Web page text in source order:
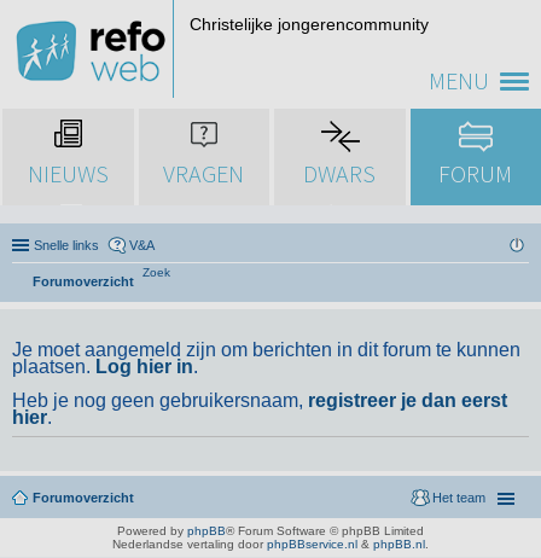
MENU
Christelijke jongerencommunity
NIEUWS VRAGEN DWARS FORUM
Snelle links V&A
Forumoverzicht
Zoek
Je moet aangemeld zijn om berichten in dit forum te kunnen
plaatsen. Log hier in.
Heb je nog geen gebruikersnaam, registreer je dan eerst
hier.
Forumoverzicht Het team
Powered by phpBB® Forum Software © phpBB Limited
Nederlandse vertaling door phpBBservice.nl & phpBB.nl